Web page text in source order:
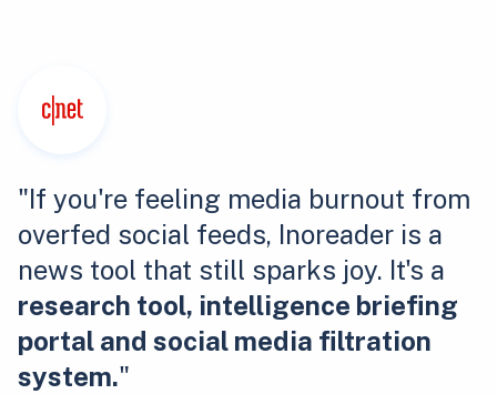
"If you're feeling media burnout from
overfed social feeds, Inoreader is a
news tool that still sparks joy. It's a
research tool, intelligence briefing
portal and social media filtration
system."